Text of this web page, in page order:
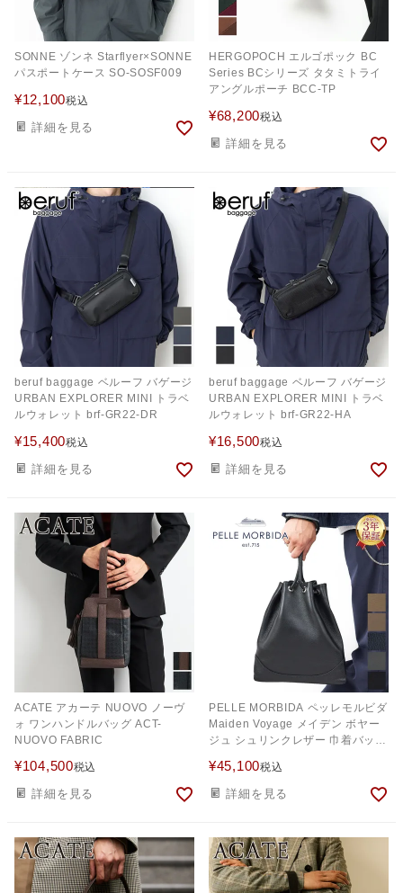
SONNE ゾンネ Starflyer×SONNE
パスポートケース SO-SOSF009
¥12,100税込
詳細を見る
HERGOPOCH エルゴポック BC
Series BCシリーズ タタミトライ
アングルポーチ BCC-TP
¥68,200税込
詳細を見る
beruf baggage ベルーフ バゲージ
URBAN EXPLORER MINI トラベ
ルウォレット brf-GR22-DR
¥15,400税込
詳細を見る
beruf baggage ベルーフ バゲージ
URBAN EXPLORER MINI トラベ
ルウォレット brf-GR22-HA
¥16,500税込
詳細を見る
ACATE アカーテ NUOVO ノーヴ
ォ ワンハンドルバッグ ACT-
NUOVO FABRIC
¥104,500税込
詳細を見る
PELLE MORBIDA ペッレモルビダ
Maiden Voyage メイデン ボヤー
ジュ シュリンクレザー 巾着バッグ
¥45,100税込
詳細を見る